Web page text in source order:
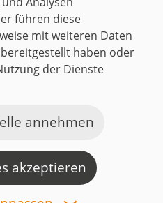
führen diese
mit weiteren Daten
haben oder
der Dienste
annehmen
akzeptieren
Impressum
Kontakt
jambit auf kununujambit auf linkedin
Alle Rechte vorbehalten.